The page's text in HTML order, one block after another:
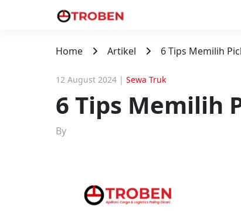
Home Artikel 6 Tips Memilih
12 August 2024 | Sewa Truk
6 Tips Memilih
By